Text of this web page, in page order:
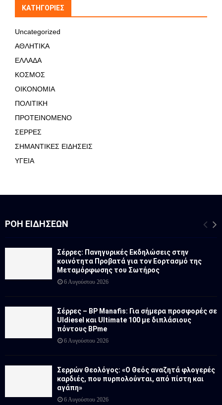
KΑΤΗΓΟΡΊΕΣ
Uncategorized
ΑΘΛΗΤΙΚΑ
ΕΛΛΑΔΑ
ΚΟΣΜΟΣ
ΟΙΚΟΝΟΜΙΑ
ΠΟΛΙΤΙΚΗ
ΠΡΟΤΕΙΝΟΜΕΝΟ
ΣΕΡΡΕΣ
ΣΗΜΑΝΤΙΚΕΣ ΕΙΔΗΣΕΙΣ
ΥΓΕΙΑ
ΡΟΉ ΕΙΔΉΣΕΩΝ
Σέρρες: Πανηγυρικές Εκδηλώσεις στην
κοινότητα Προβατά για τον Εορτασμό της
Μεταμόρφωσης του Σωτήρος
6 Αυγούστου 2026
Σέρρες – BP Manafis: Για σήμερα προσφορές σε
Uldiesel και Ultimate 100 με διπλάσιους
πόντους BPme
6 Αυγούστου 2026
Σερρών Θεολόγος: «Ο Θεός αναζητά φλογερές
καρδιές, που πυρπολούνται, από πίστη και
αγάπη»
6 Αυγούστου 2026